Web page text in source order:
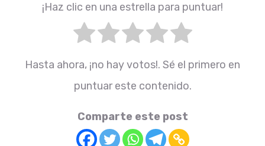
¡Haz clic en una estrella para puntuar!
Hasta ahora, ¡no hay votos!. Sé el primero en
puntuar este contenido.
Comparte este post